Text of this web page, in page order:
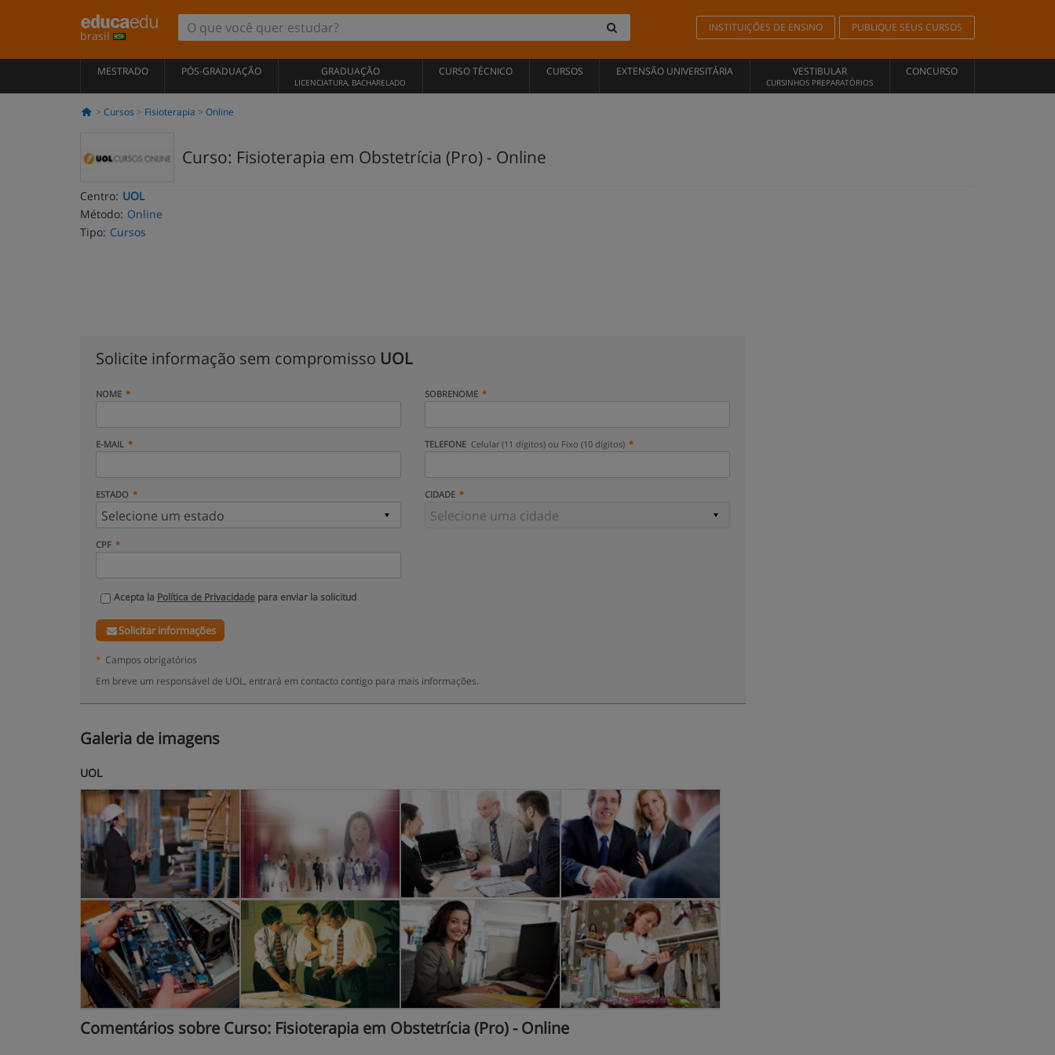
brasil
INSTITUIÇÕES DE ENSINO PUBLIQUE SEUS CURSOS
MESTRADO PÓS-GRADUAÇÃO GRADUAÇÃO
LICENCIATURA, BACHARELADO
CURSO TÉCNICO CURSOS EXTENSÃO UNIVERSITÁRIA VESTIBULAR
CURSINHOS PREPARATÓRIOS
CONCURSO
Cursos Fisioterapia Online
Curso: Fisioterapia em Obstetrícia (Pro) - Online
Centro: UOL
Método: Online
Tipo: Cursos
Solicite informação sem compromisso UOL
NOME SOBRENOME
E-MAIL TELEFONE Celular (11 dígitos) ou Fixo (10 dígitos)
ESTADO CIDADE
CPF
Acepta la Política de Privacidade para enviar la solicitud
Solicitar informações
* Campos obrigatórios
Em breve um responsável de UOL, entrará em contacto contigo para mais informações.
Galeria de imagens
UOL
Comentários sobre Curso: Fisioterapia em Obstetrícia (Pro) - Online